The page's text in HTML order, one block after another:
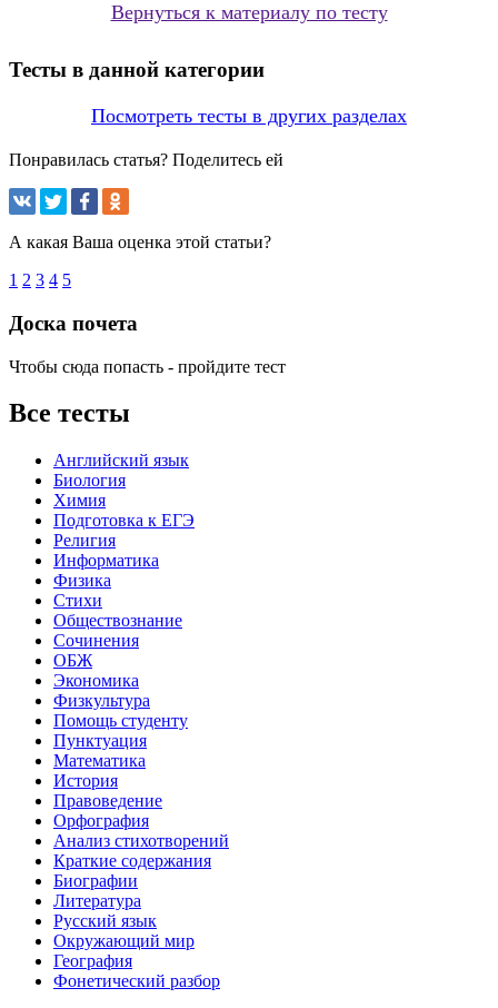
Вернуться к материалу по тесту
Тесты в данной категории
Посмотреть тесты в других разделах
Понравилась статья? Поделитесь ей
А какая Ваша оценка этой статьи?
1 2 3 4 5
Доска почета
Чтобы сюда попасть - пройдите тест
Все тесты
Английский язык
Биология
Химия
Подготовка к ЕГЭ
Религия
Информатика
Физика
Стихи
Обществознание
Сочинения
ОБЖ
Экономика
Физкультура
Помощь студенту
Пунктуация
Математика
История
Правоведение
Орфография
Анализ стихотворений
Краткие содержания
Биографии
Литература
Русский язык
Окружающий мир
География
Фонетический разбор